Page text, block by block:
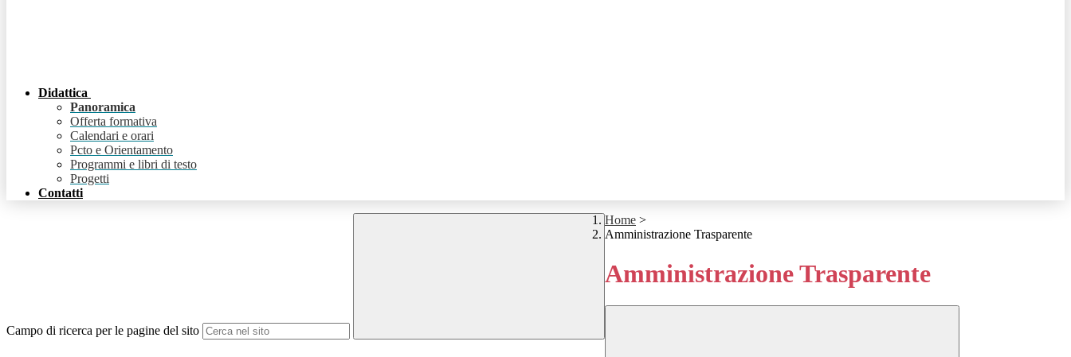
Didattica
Panoramica
Offerta formativa
Calendari e orari
Pcto e Orientamento
Programmi e libri di testo
Progetti
Contatti
Campo di ricerca per le pagine del sito
Home >
Amministrazione Trasparente
Amministrazione Trasparente